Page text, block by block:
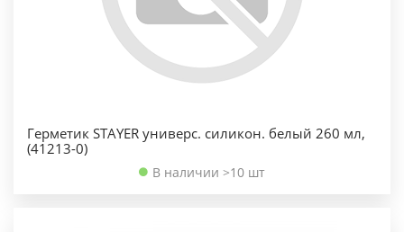
Герметик STAYER универс. силикон. белый 260 мл,
(41213-0)
В наличии >10 шт